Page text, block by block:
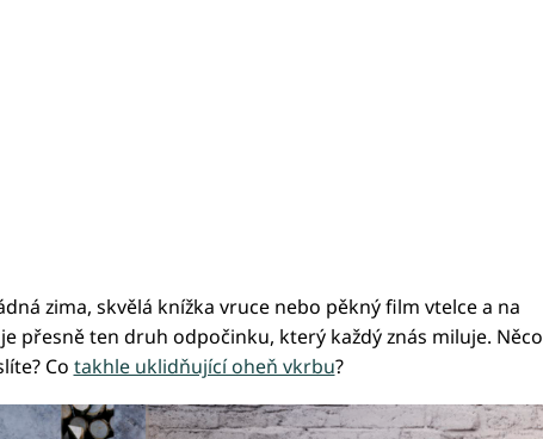
zima, skvělá knížka vruce nebo pěkný film vtelce a na
přesně ten druh odpočinku, který každý znás miluje. Něco
Co takhle uklidňující oheň vkrbu?